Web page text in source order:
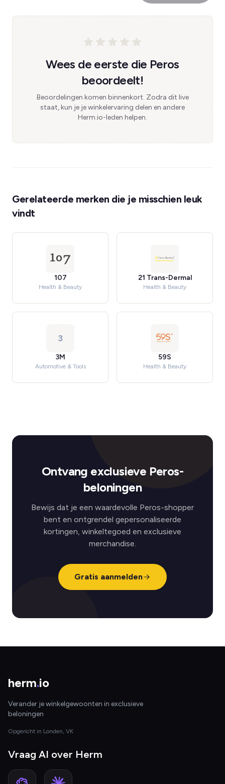
Wees de eerste die Peros
beoordeelt!
Beoordelingen komen binnenkort. Zodra dit live
staat, kun je je winkelervaring delen en andere
Herm.io-leden helpen.
Gerelateerde merken die je misschien leuk
vindt
107
Health & Beauty
21 Trans-Dermal
Health & Beauty
3
3M
Automotive & Tools
59S
Health & Beauty
Ontvang exclusieve Peros-
beloningen
Bewijs dat je een waardevolle Peros-shopper
bent en ontgrendel gepersonaliseerde
kortingen, winkeltegoed en exclusieve
merchandise.
Gratis aanmelden
herm.io
Verander je winkelgewoonten in exclusieve
beloningen
Opgericht in Londen, VK
Vraag AI over Herm